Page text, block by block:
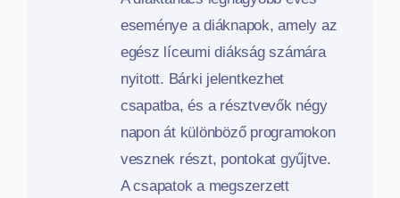
eseménye a diáknapok, amely az
egész líceumi diákság számára
nyitott. Bárki jelentkezhet
csapatba, és a résztvevők négy
napon át különböző programokon
vesznek részt, pontokat gyűjtve.
A csapatok a megszerzett